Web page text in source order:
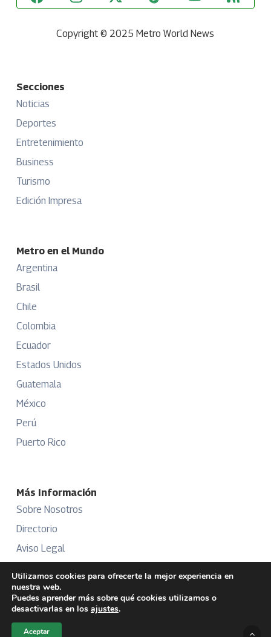
Copyright © 2025 Metro World News
Secciones
Noticias
Deportes
Entretenimiento
Business
Turismo
Edición Impresa
Metro en el Mundo
Argentina
Brasil
Chile
Colombia
Ecuador
Estados Unidos
Guatemala
México
Perú
Puerto Rico
Más Información
Sobre Nosotros
Directorio
Aviso Legal
Publicidad
Utilizamos cookies para ofrecerte la mejor experiencia en
nuestra web.
Puedes aprender más sobre qué cookies utilizamos o
desactivarlas en los ajustes.
Aceptar